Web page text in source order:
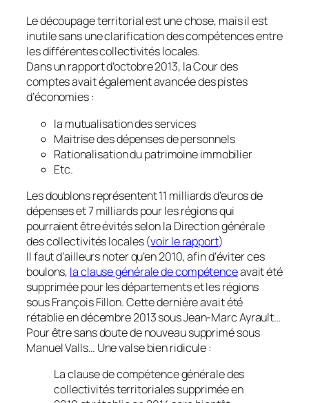
Le découpage territorial est une chose, mais il est
inutile sans une clarification des compétences entre
les différentes collectivités locales.
Dans un rapport d’octobre 2013, la Cour des
comptes avait également avancée des pistes
d’économies :
la mutualisation des services
Maitrise des dépenses de personnels
Rationalisation du patrimoine immobilier
Etc.
Les doublons représentent 11 milliards d’euros de
dépenses et 7 milliards pour les régions qui
pourraient être évités selon la Direction générale
des collectivités locales(voir le rapport)
Il faut d’ailleurs noter qu’en 2010, afin d’éviter ces
boulons, la clause générale de compétenceavait été
supprimée pour les départements et les régions
sous François Fillon. Cette dernière avait été
rétablie en décembre 2013 sous Jean-Marc Ayrault…
Pour être sans doute de nouveau supprimé sous
Manuel Valls… Une valse bien ridicule :
La clause de compétence générale des
collectivités territoriales supprimée en